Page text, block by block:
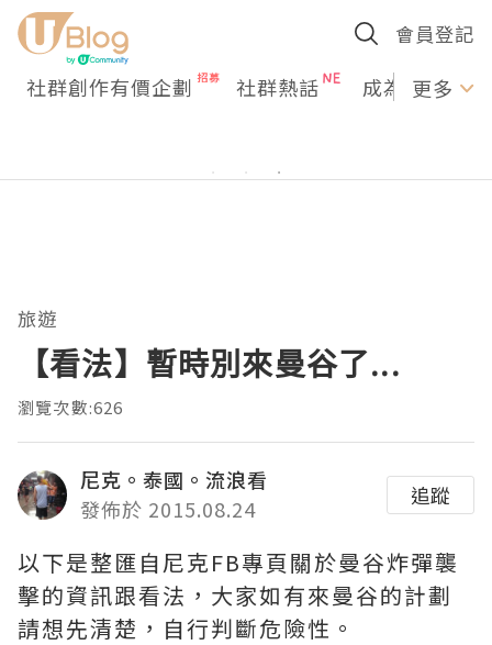
會員登記
社群創作有價企劃 社群熱話 成為U更多
旅遊
【看法】暫時別來曼谷了...
瀏覽次數:626
尼克。泰國。流浪看
發佈於 2015.08.24
追蹤
以下是整匯自尼克FB專頁關於曼谷炸彈襲
擊的資訊跟看法，大家如有來曼谷的計劃
請想先清楚，自行判斷危險性。